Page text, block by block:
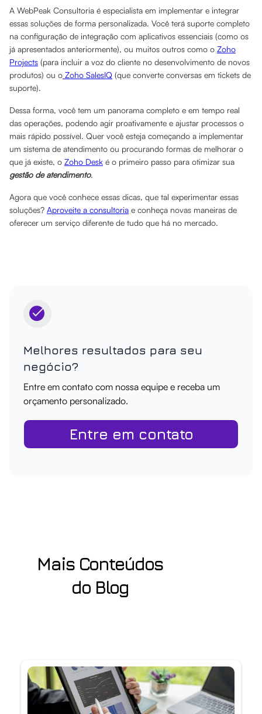
A WebPeak Consultoria é especialista em implementar e integrar
essas soluções de forma personalizada. Você terá suporte completo
na configuração de integração com aplicativos essenciais (como os
já apresentados anteriormente), ou muitos outros como o Zoho
Projects (para incluir a voz do cliente no desenvolvimento de novos
produtos) ou o Zoho SalesIQ (que converte conversas em tickets de
suporte).
Dessa forma, você tem um panorama completo e em tempo real
das operações, podendo agir proativamente e ajustar processos o
mais rápido possível. Quer você esteja começando a implementar
um sistema de atendimento ou procurando formas de melhorar o
que já existe, o Zoho Desk é o primeiro passo para otimizar sua
gestão de atendimento.
Agora que você conhece essas dicas, que tal experimentar essas
soluções? Aproveite a consultoria e conheça novas maneiras de
oferecer um serviço diferente de tudo que há no mercado.
Melhores resultados para seu
negócio?
Entre em contato com nossa equipe e receba um
orçamento personalizado.
Entre em contato
Mais Conteúdos
do Blog